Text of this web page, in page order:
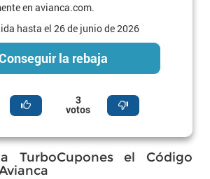
en avianca.com.
hasta el 26 de junio de 2026
la rebaja
3
votos
TurboCupones el Código